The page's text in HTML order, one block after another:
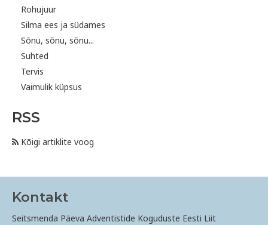
Rohujuur
Silma ees ja südames
Sõnu, sõnu, sõnu...
Suhted
Tervis
Vaimulik küpsus
RSS
Kõigi artiklite voog
Kontakt
Seitsmenda Päeva Adventistide Koguduste Eesti Liit